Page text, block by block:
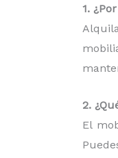
1.
2.
El